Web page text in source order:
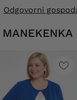
Odgovorni
MANEKENKA